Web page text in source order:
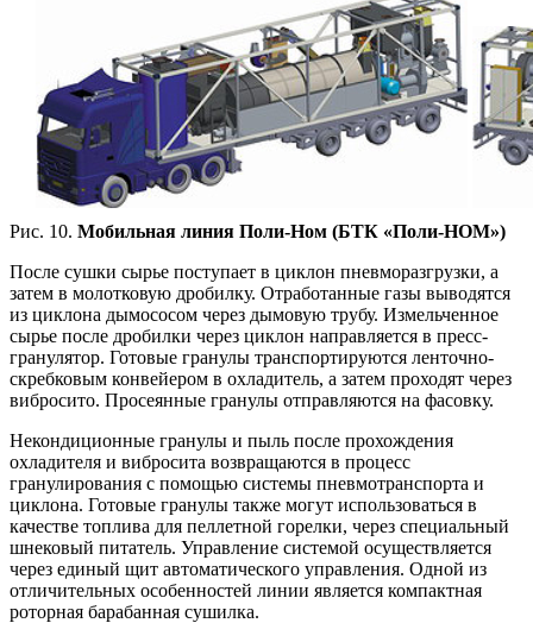
Рис. 10. Мобильная линия Поли-Ном (БТК «Поли-НОМ»)
После сушки сырье поступает в циклон пневморазгрузки, а
затем в молотковую дробилку. Отработанные газы выводятся
из циклона дымососом через дымовую трубу. Измельченное
сырье после дробилки через циклон направляется в пресс-
гранулятор. Готовые гранулы транспортируются ленточно-
скребковым конвейером в охладитель, а затем проходят через
вибросито. Просеянные гранулы отправляются на фасовку.
Некондиционные гранулы и пыль после прохождения
охладителя и вибросита возвращаются в процесс
гранулирования с помощью системы пневмотранспорта и
циклона. Готовые гранулы также могут использоваться в
качестве топлива для пеллетной горелки, через специальный
шнековый питатель. Управление системой осуществляется
через единый щит автоматического управления. Одной из
отличительных особенностей линии является компактная
роторная барабанная сушилка.